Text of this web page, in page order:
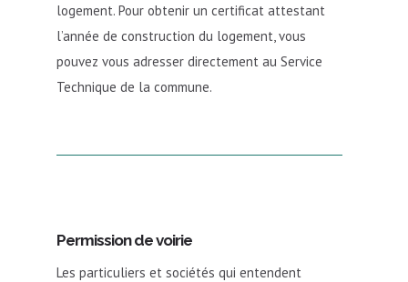
logement. Pour obtenir un certificat attestant
l’année de construction du logement, vous
pouvez vous adresser directement au Service
Technique de la commune.
Permission de voirie
Les particuliers et sociétés qui entendent